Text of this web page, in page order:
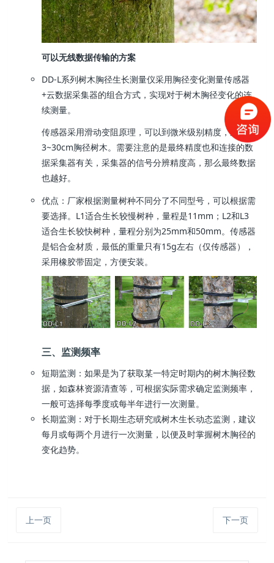
可以无线数据传输的方案
DD-L系列树木胸径生长测量仪采用胸径变化测量传感器
+云数据采集器的组合方式，实现对于树木胸径变化的连
续测量。
传感器采用滑动变阻原理，可以到微米级别精度，适合
3~30cm胸径树木。需要注意的是最终精度也和连接的数
据采集器有关，采集器的信号分辨精度高，那么最终数据
也越好。
优点：厂家根据测量树种不同分了不同型号，可以根据需
要选择。L1适合生长较慢树种，量程是11mm；L2和L3
适合生长较快树种，量程分别为25mm和50mm。传感器
是铝合金材质，最低的重量只有15g左右（仅传感器），
采用橡胶带固定，方便安装。
三、监测频率
短期监测：如果是为了获取某一特定时期内的树木胸径数
据，如森林资源清查等，可根据实际需求确定监测频率，
一般可选择每季度或每半年进行一次测量。
长期监测：对于长期生态研究或树木生长动态监测，建议
每月或每两个月进行一次测量，以便及时掌握树木胸径的
变化趋势。
上一页 下一页